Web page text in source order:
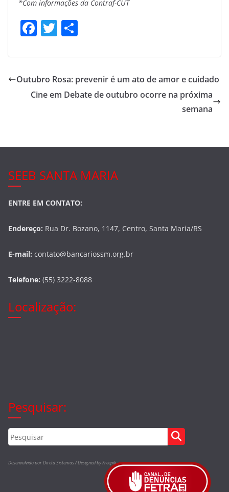
*Com informações da Contraf-CUT
F
e
b
k
T
er e
Outubro Rosa: prevenir é um ato de amor e cuidado
Cine em Debate de outubro ocorre na próxima
semana
SEEB SANTA MARIA
ENTRE EM CONTATO:
Endereço: Rua Dr. Bozano, 1147, Centro, Santa Maria/RS
E-mail: contato@bancariossm.org.br
Telefone: (55) 3222-8088
Localização:
Pesquisar:
Desenvolvido por Direta Sistemas /Designed by Freepik